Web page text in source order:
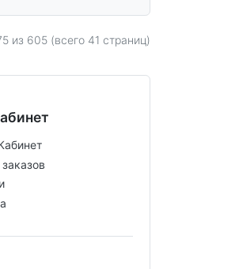
из 605 (всего 41 страниц)